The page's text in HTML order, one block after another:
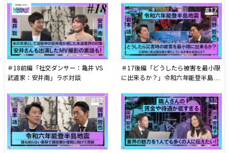
＃18前編「社交ダンサー：亀井 VS
武道家：安井南」ラボ対談
＃17後編「どうしたら被害を最小限
に出来るか？」令和六年能登半島地